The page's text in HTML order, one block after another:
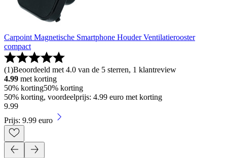
Carpoint Magnetische Smartphone Houder Ventilatierooster
compact
(1)Beoordeeld met 4.0 van de 5 sterren, 1 klantreview
4.99 met korting
50% korting50% korting
50% korting, voordeelprijs: 4.99 euro met korting
9.99
Prijs: 9.99 euro